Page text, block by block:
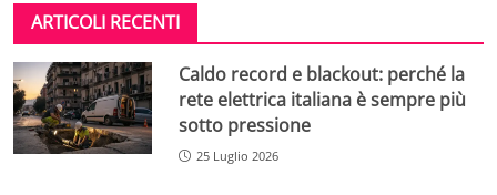
ARTICOLI RECENTI
Caldo record e blackout: perché la
rete elettrica italiana è sempre più
sotto pressione
25 Luglio 2026